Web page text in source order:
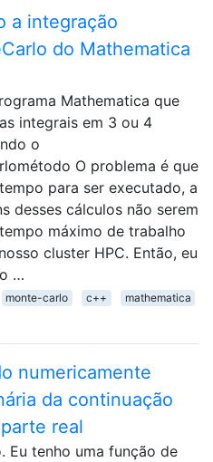
a integração
do Mathematica
Mathematica que
integrais em 3 ou 4
o
O problema é que
para ser executado, a
desses cálculos não serem
máximo de trabalho
cluster HPC. Então, eu
…
monte-carlo c++ mathematica
numericamente
da continuação
real
Eu tenho uma função de